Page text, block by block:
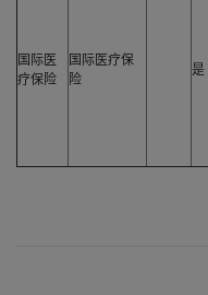
国际医
疗保险
国际医疗保
险
是